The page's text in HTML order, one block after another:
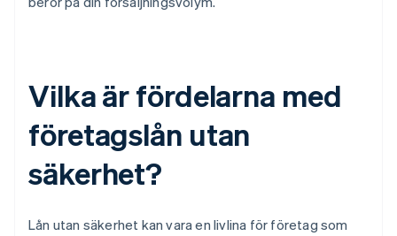
Vilka är fördelarna med
företagslån utan
säkerhet?
Lån utan säkerhet kan vara en livlina för företag som